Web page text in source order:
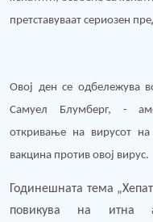
претставуваат сериозен
Овој ден се одбележува
Самуел Блумберг, -
откривање на вирусот
вакцина против овој вирус.
Годинешната тема
повикува на итна